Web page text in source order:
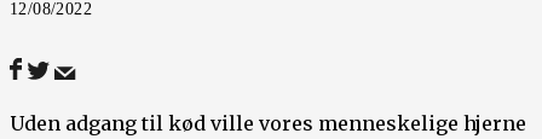
12/08/2022
Uden adgang til kød ville vores menneskelige hjerne